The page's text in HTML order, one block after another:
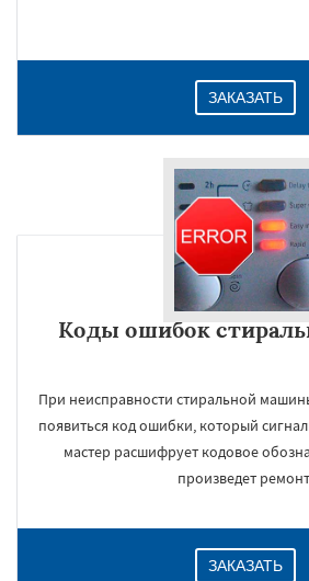
ЗАКАЗАТЬ
Коды ошибок
При неисправности стиральной
появиться код ошибки, который
мастер расшифрует кодовое
произведет
ЗАКАЗАТЬ